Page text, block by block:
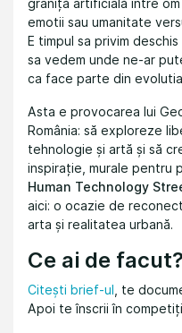
graniță artificială între
emotii sau umanitate
E timpul sa privim
sa vedem unde ne-ar
ca face parte din
Asta e provocarea lui
România: să exploreze
tehnologie și artă și să
inspirație, murale pentru
Human Technology
aici: o ocazie de
arta și realitatea urbană.
Ce ai de facut?
Citești brief-ul , te
Apoi te înscrii în